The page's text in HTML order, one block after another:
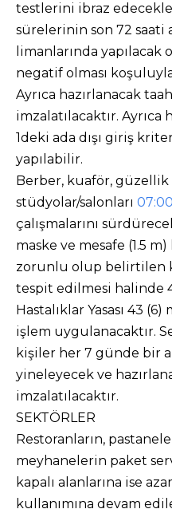
testlerini ibraz
sürelerinin son 72 saati
limanlarında
negatif olması
Ayrıca hazırlanacak
imzalatılacaktır.
1deki ada dışı giriş
yapılabilir.
Berber, kuaför, güzellik
stüdyolar/salonları
çalışmalarını
maske ve mesafe (1.5
zorunlu olup belirtilen
tespit edilmesi halinde
Hastalıklar Yasası 43
işlem uygulanacaktır.
kişiler her 7 günde bir
yineleyecek ve
imzalatılacaktır.
SEKTÖRLER
Restoranların,
meyhanelerin paket
kapalı alanlarına ise
kullanımına devam